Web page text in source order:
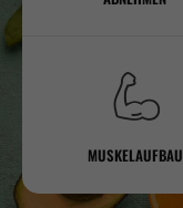
MUSKELAUFBAU